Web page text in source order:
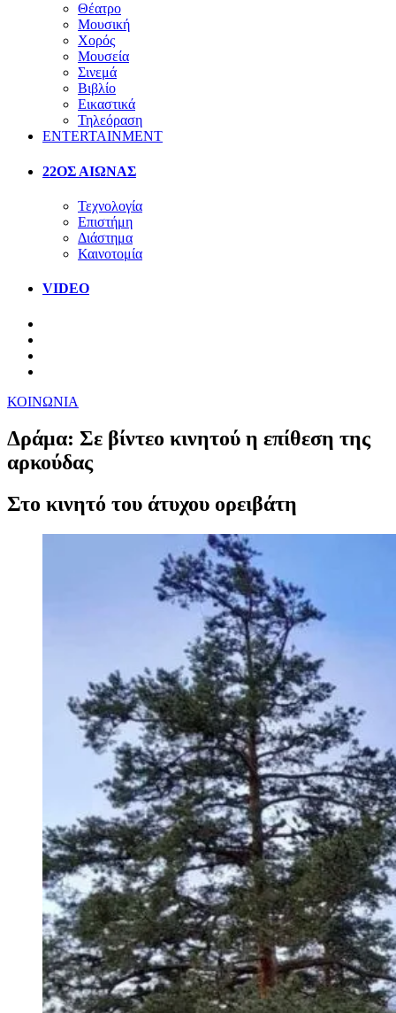
Θέατρο
Μουσική
Χορός
Μουσεία
Σινεμά
Βιβλίο
Εικαστικά
Τηλεόραση
ENTERTAINMENT
22ΟΣ ΑΙΩΝΑΣ
Τεχνολογία
Επιστήμη
Διάστημα
Καινοτομία
VIDEO
ΚΟΙΝΩΝΙΑ
Δράμα: Σε βίντεο κινητού η επίθεση της
αρκούδας
Στο κινητό του άτυχου ορειβάτη